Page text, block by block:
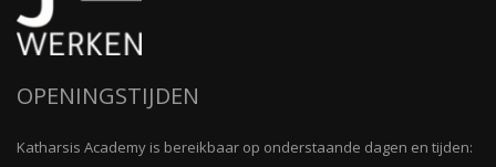
OPENINGSTIJDEN
Katharsis Academy is bereikbaar op onderstaande dagen en tijden: